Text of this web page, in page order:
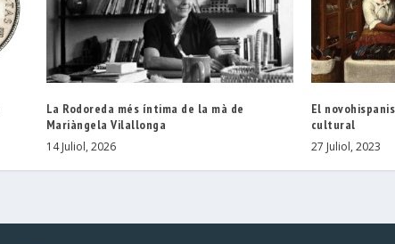
La Rodoreda més íntima de la mà de
Mariàngela Vilallonga
14 Juliol, 2026
El
cultural
27 Juliol, 2023